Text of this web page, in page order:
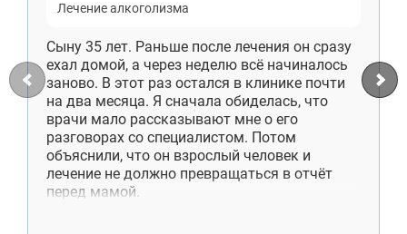
Лечение алкоголизма
Сыну 35 лет. Раньше после лечения он сразу
ехал домой, а через неделю всё начиналось
заново. В этот раз остался в клинике почти
на два месяца. Я сначала обиделась, что
врачи мало рассказывают мне о его
разговорах со специалистом. Потом
объяснили, что он взрослый человек и
лечение не должно превращаться в отчёт
перед мамой.
Бронницы
Хотьково
Зарайск
Куровское
Пущино
Черноголовка
Талдом
Руза
Краснозаводск
Яхрома